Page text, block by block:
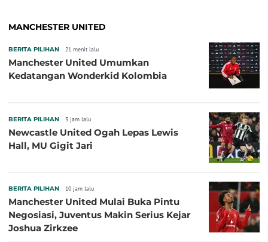
MANCHESTER UNITED
BERITA PILIHAN 21 menit lalu
Manchester United Umumkan
Kedatangan Wonderkid Kolombia
BERITA PILIHAN 3 jam lalu
Newcastle United Ogah Lepas Lewis
Hall, MU Gigit Jari
BERITA PILIHAN 10 jam lalu
Manchester United Mulai Buka Pintu
Negosiasi, Juventus Makin Serius Kejar
Joshua Zirkzee